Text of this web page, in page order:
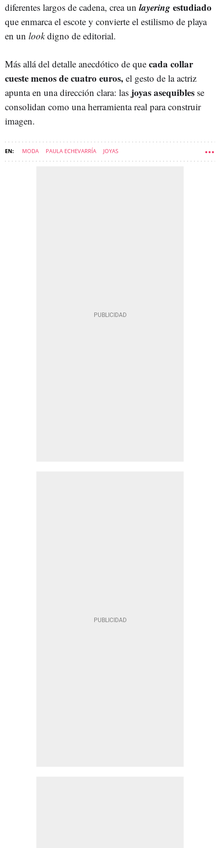
diferentes largos de cadena, crea un layering estudiado
que enmarca el escote y convierte el estilismo de playa
en un lookdigno de editorial.
Más allá del detalle anecdótico de que cada collar
cueste menos de cuatro euros, el gesto de la actriz
apunta en una dirección clara: las joyas asequibles se
consolidan como una herramienta real para construir
imagen.
MODA PAULA ECHEVARRÍA JOYAS